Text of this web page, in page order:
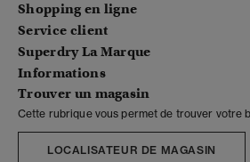
Shopping en ligne
Service client
Superdry La Marque
Informations
Trouver un magasin
Cette rubrique vous permet de trouver votre
LOCALISATEUR DE MAGASIN